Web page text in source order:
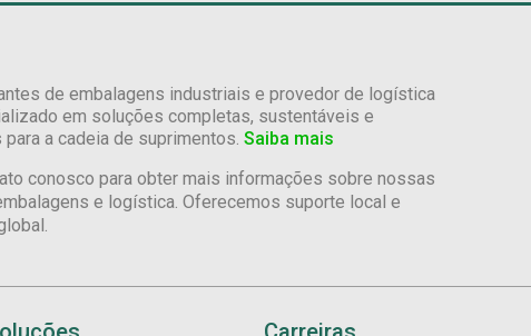
de embalagens industriais e provedor de logística
em soluções completas, sustentáveis e
a cadeia de suprimentos.Saiba mais
conosco para obter mais informações sobre nossas
e logística. Oferecemos suporte local e